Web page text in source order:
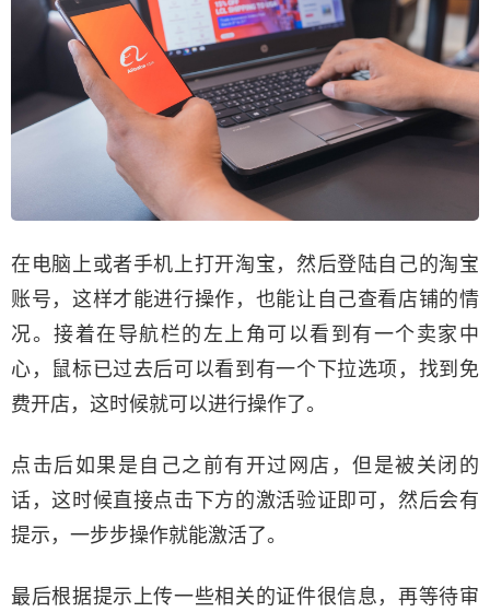
在电脑上或者手机上打开淘宝，然后登陆自己的淘宝
账号，这样才能进行操作，也能让自己查看店铺的情
况。接着在导航栏的左上角可以看到有一个卖家中
心，鼠标已过去后可以看到有一个下拉选项，找到免
费开店，这时候就可以进行操作了。
点击后如果是自己之前有开过网店，但是被关闭的
话，这时候直接点击下方的激活验证即可，然后会有
提示，一步步操作就能激活了。
最后根据提示上传一些相关的证件很信息，再等待审